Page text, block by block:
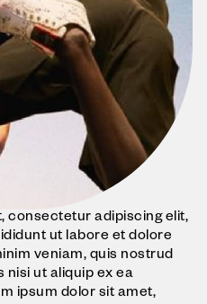
consectetur adipiscing elit,
ut labore et dolore
veniam, quis nostrud
ut aliquip ex ea
ipsum dolor sit amet,